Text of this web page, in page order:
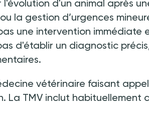
l'évolution d'un animal après
la gestion d’urgences
une intervention immédiate
d'établir un diagnostic
vétérinaire faisant
La TMV inclut habituellement